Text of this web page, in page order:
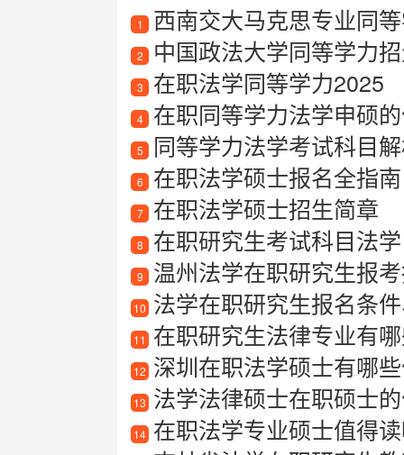
1 西南交大马克思专业同
2 中国政法大学同等学力
3 在职法学同等学力2025
4 在职同等学力法学申硕
5 同等学力法学考试科目
6 在职法学硕士报名全指
7 在职法学硕士招生简章
8 在职研究生考试科目法学
9 温州法学在职研究生报考指
10 法学在职研究生报名条
11 在职研究生法律专业有
12 深圳在职法学硕士有哪
13 法学法律硕士在职硕士
14 在职法学专业硕士值得